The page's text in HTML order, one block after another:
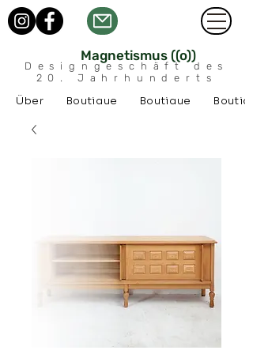
Magnetismus ((o))
Designgeschäft des
20. Jahrhunderts
Über Boutique Boutique